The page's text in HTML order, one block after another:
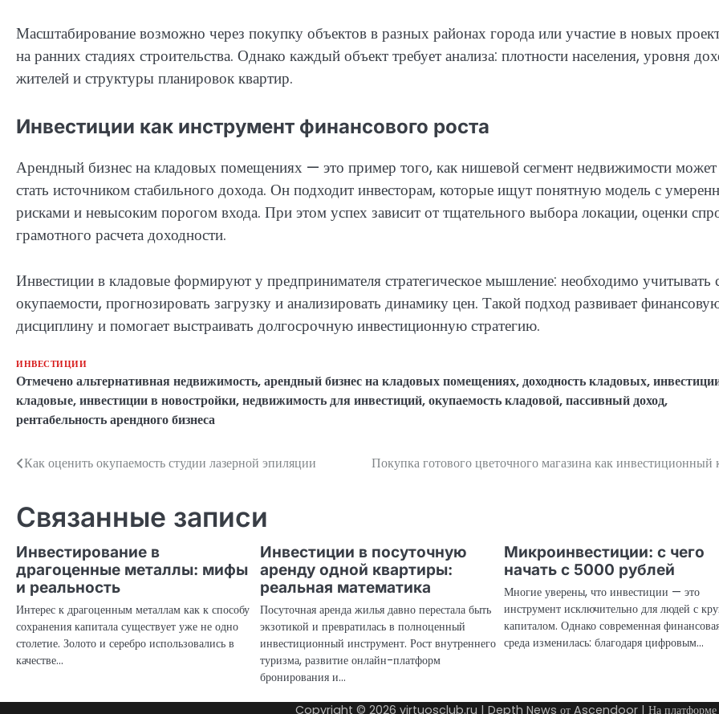
Масштабирование возможно через покупку объектов в разных районах города или участие в новых
на ранних стадиях строительства. Однако каждый объект требует анализа: плотности населения, уровня
жителей и структуры планировок квартир.
Инвестиции как инструмент финансового роста
Арендный бизнес на кладовых помещениях — это пример того, как нишевой сегмент недвижимости может
стать источником стабильного дохода. Он подходит инвесторам, которые ищут понятную модель с
рисками и невысоким порогом входа. При этом успех зависит от тщательного выбора локации, оценки
грамотного расчета доходности.
Инвестиции в кладовые формируют у предпринимателя стратегическое мышление: необходимо учитывать
окупаемости, прогнозировать загрузку и анализировать динамику цен. Такой подход развивает
дисциплину и помогает выстраивать долгосрочную инвестиционную стратегию.
ИНВЕСТИЦИИ
Отмеченоальтернативная недвижимость,арендный бизнес на кладовых помещениях,доходность кладовых,
кладовые,инвестиции в новостройки,недвижимость для инвестиций,окупаемость кладовой,пассивный доход,
рентабельность арендного бизнеса
Навигация
записям
Как оценить окупаемость студии лазерной эпиляции Покупка готового цветочного магазина как инвестиционный
Связанные записи
Инвестирование в
драгоценные металлы: мифы
и реальность
Интерес к драгоценным металлам как к способу
сохранения капитала существует уже не одно
столетие. Золото и серебро использовались в
качестве…
Инвестиции в посуточную
аренду одной квартиры:
реальная математика
Посуточная аренда жилья давно перестала быть
экзотикой и превратилась в полноценный
инвестиционный инструмент. Рост внутреннего
туризма, развитие онлайн-платформ
бронирования и…
Микроинвестиции: с чего
начать с 5000 рублей
Многие уверены, что инвестиции — это
инструмент исключительно для людей с
капиталом. Однако современная
среда изменилась: благодаря цифровым…
Copyright © 2026 virtuosclub.ru | Depth News от Ascendoor| На платформе